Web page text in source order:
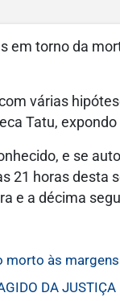
em torno da
várias
Tatu,
e se
21 horas desta
e a décima
às
DA